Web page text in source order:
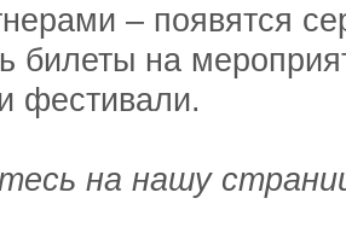
– появятся
билеты на
фестивали.
на нашу